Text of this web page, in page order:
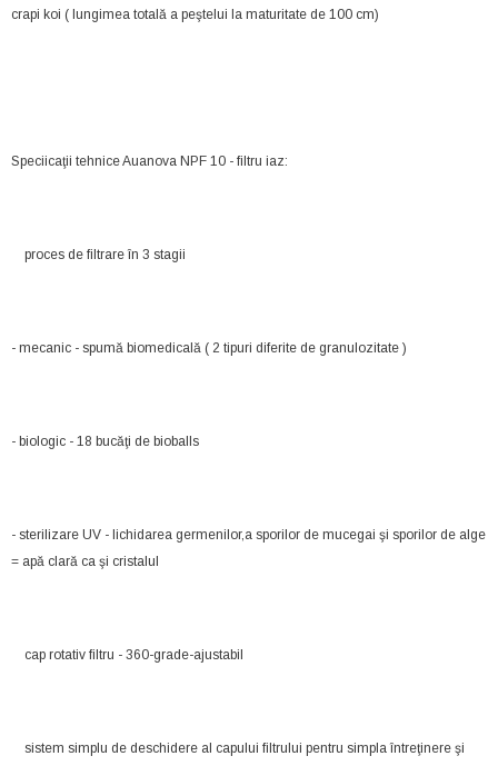
crapi koi ( lungimea totală a peştelui la maturitate de 100 cm)
Speciicaţii tehnice Auanova NPF 10 - filtru iaz:
proces de filtrare în 3 stagii
- mecanic - spumă biomedicală ( 2 tipuri diferite de granulozitate )
- biologic - 18 bucăţi de bioballs
- sterilizare UV - lichidarea germenilor,a sporilor de mucegai şi sporilor de alge
= apă clară ca şi cristalul
cap rotativ filtru - 360-grade-ajustabil
sistem simplu de deschidere al capului filtrului pentru simpla întreţinere şi